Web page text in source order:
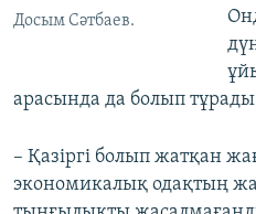
Досым Сәтбаев.
арасында да болып тұрады
– Қазіргі болып жатқан
экономикалық одақтың